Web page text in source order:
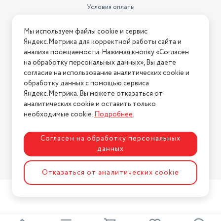
Условия оплаты
Условия возврата
Нашли ошибку на сайте? Напишите нам
2026 © Интернет-магазин "АстМаркет". У нас есть всё!
Политика конфиденциальности
Разработка сайтаASTDESIGN
Мы используем файлы cookie и сервис
Яндекс.Метрика для корректной работы сайта и
анализа посещаемости. Нажимая кнопку «Согласен
на обработку персональных данных», Вы даете
согласие на использование аналитических cookie и
обработку данных с помощью сервиса
Яндекс.Метрика. Вы можете отказаться от
аналитических cookie и оставить только
необходимые cookie.Подробнее.
Согласен на обработку персональных
данных
Отказаться от аналитических cookie